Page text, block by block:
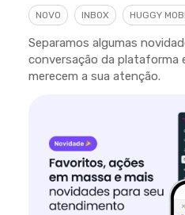
NOVO INBOX HUGGY
Separamos algumas
conversação da plataforma
merecem a sua atenção.